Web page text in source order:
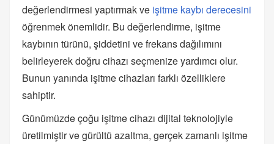
değerlendirmesi yaptırmak ve işitme kaybı derecesini
öğrenmek önemlidir. Bu değerlendirme, işitme
kaybının türünü, şiddetini ve frekans dağılımını
belirleyerek doğru cihazı seçmenize yardımcı olur.
Bunun yanında işitme cihazları farklı özelliklere
sahiptir.
Günümüzde çoğu işitme cihazı dijital teknolojiyle
üretilmiştir ve gürültü azaltma, gerçek zamanlı işitme